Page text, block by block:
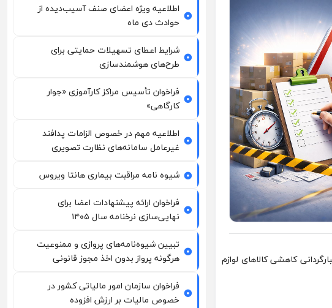
کاهشی کالاهای لوازم
اطلاعیه ویژه اعضای صنف آسیب‌دیده از
حوادث دی ماه
شرایط اعطای تسهیلات حمایتی برای
طرح‌های هوشمندسازی
فراخوان تأسیس مراکز کارآموزی «جوار
کارگاهی»
اطلاعیه مهم در خصوص الزامات پدافند
غیرعامل سامانه‌های نظارت تصویری
شیوه نامه مراقبت بیماری هانتا ویروس
فراخوان ارائه پیشنهادات اعضا برای
نهایی‌سازی نرخنامه سال ۱۴۰۵
تبیین شیوه‌نامه‌های پروازی و ممنوعیت
هرگونه پرواز بدون اخذ مجوز قانونی
فراخوان سازمان امور مالیاتی کشور در
خصوص مالیات بر ارزش افزوده